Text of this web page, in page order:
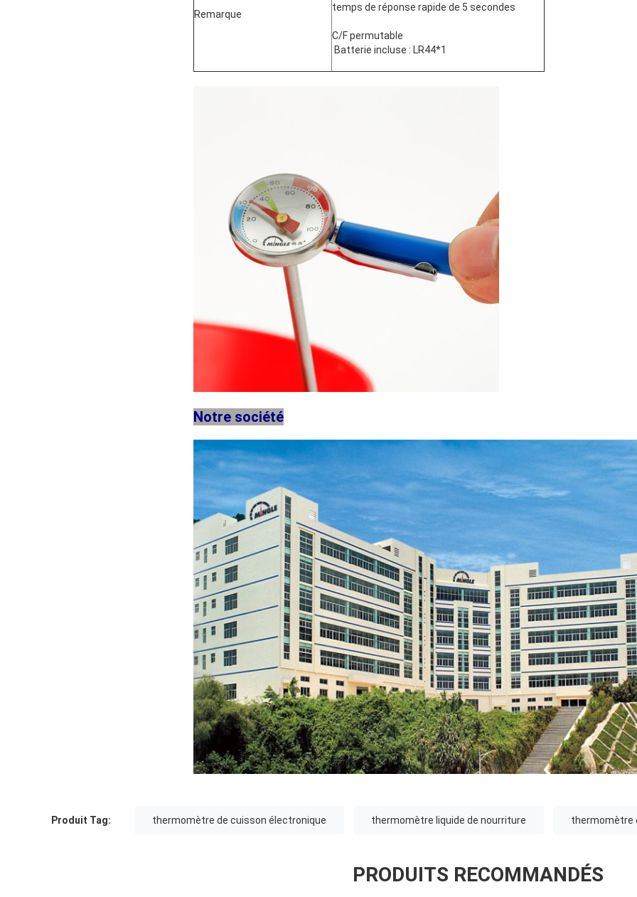
Remarque
temps de réponse rapide de 5 secondes
C/F permutable
Batterie incluse : LR44*1
Notre société
Produit Tag: thermomètre de cuisson électronique thermomètre liquide de nourriture thermomètre
PRODUITS RECOMMANDÉS